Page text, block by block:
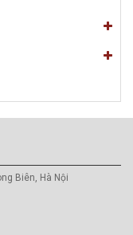
Biên, Hà Nội